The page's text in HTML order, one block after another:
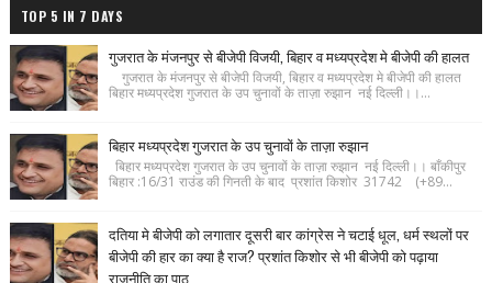
TOP 5 IN 7 DAYS
गुजरात के मंजनपुर से बीजेपी विजयी, बिहार व मध्यप्रदेश मे बीजेपी की हालत
गुजरात के मंजनपुर से बीजेपी विजयी, बिहार व मध्यप्रदेश मे बीजेपी की हालत
बिहार मध्यप्रदेश गुजरात के उप चुनावों के ताज़ा रुझान नई दिल्ली।।...
बिहार मध्यप्रदेश गुजरात के उप चुनावों के ताज़ा रुझान
बिहार मध्यप्रदेश गुजरात के उप चुनावों के ताज़ा रुझान नई दिल्ली।। बाँकीपुर
बिहार :16/31 राउंड की गिनती के बाद प्रशांत किशोर 31742 (+89...
दतिया मे बीजेपी को लगातार दूसरी बार कांग्रेस ने चटाई धूल, धर्म स्थलों पर
बीजेपी की हार का क्या है राज? प्रशांत किशोर से भी बीजेपी को पढ़ाया
राजनीति का पाठ